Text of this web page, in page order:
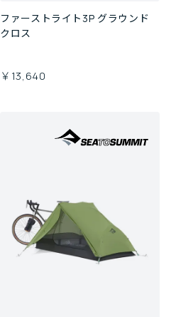
ファーストライト3P グラウンド
クロス
￥13,640